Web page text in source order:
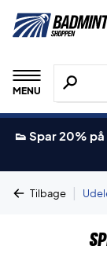
MENU
Søg
👟 Spar 20%
Tilbage |